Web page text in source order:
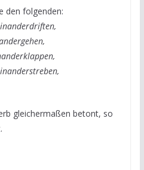
den folgenden:
gleichermaßen betont, so